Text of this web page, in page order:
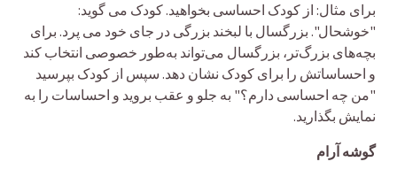
برای مثال: از کودک احساسی بخواهید. کودک می گوید:
"خوشحال". بزرگسال با لبخند بزرگی در جای خود می پرد. برای
بچه‌های بزرگ‌تر، بزرگسال می‌تواند به‌طور خصوصی انتخاب کند
و احساساتش را برای کودک نشان دهد. سپس از کودک بپرسید
"من چه احساسی دارم؟" به جلو و عقب بروید و احساسات را به
نمایش بگذارید.
گوشه آرام